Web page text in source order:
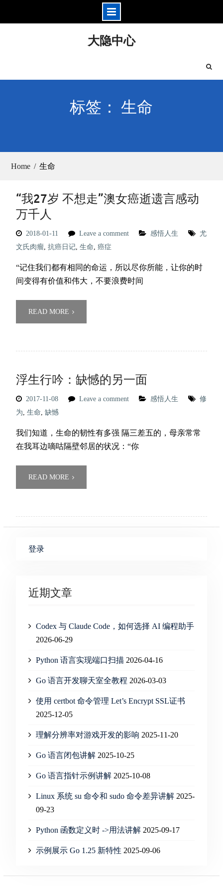
大隐中心
标签： 生命
Home 生命
“我27岁 不想走”澳女癌逝遗言感动
万千人
2018-01-11 Leave a comment 感悟人生
尤
文氏肉瘤, 抗癌日记, 生命, 癌症
“记住我们都有相同的命运，所以尽你所能，让你的时
间变得有价值和伟大，不要浪费时间
READ MORE
浮生行吟：缺憾的另一面
2017-11-08 Leave a comment 感悟人生
修
为, 生命, 缺憾
我们知道，生命的韧性有多强 隔三差五的，母亲常常
在我耳边嘀咕隔壁邻居的状况：“你
READ MORE
登录
近期文章
Codex 与 Claude Code，如何选择 AI 编程助手
2026-06-29
Python 语言实现端口扫描 2026-04-16
Go 语言开发聊天室全教程 2026-03-03
使用 certbot 命令管理 Let’s Encrypt SSL证书
2025-12-05
理解分辨率对游戏开发的影响 2025-11-20
Go 语言闭包讲解 2025-10-25
Go 语言指针示例讲解 2025-10-08
Linux 系统 su 命令和 sudo 命令差异讲解 2025-
09-23
Python 函数定义时 ->用法讲解 2025-09-17
示例展示 Go 1.25 新特性 2025-09-06